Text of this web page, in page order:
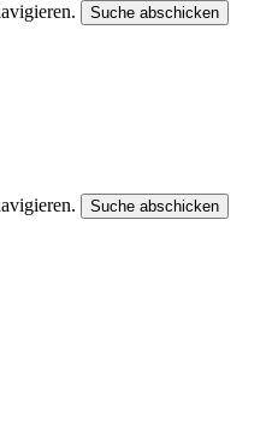
Suche abschicken
Suche abschicken